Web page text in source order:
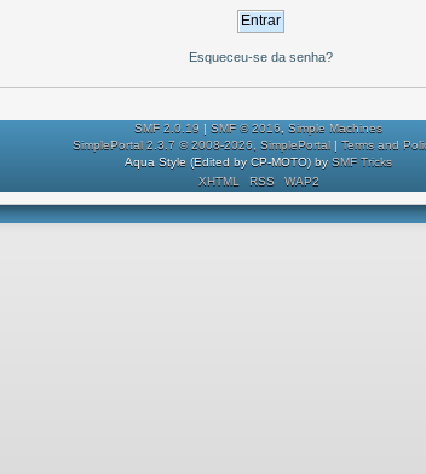
Esqueceu-se da senha?
SMF 2.0.19 | SMF © 2016, Simple Machines
SimplePortal 2.3.7 © 2008-2026, SimplePortal| Terms and
Aqua Style (Edited by CP-MOTO) by SMF Tricks
XHTML
RSS WAP2